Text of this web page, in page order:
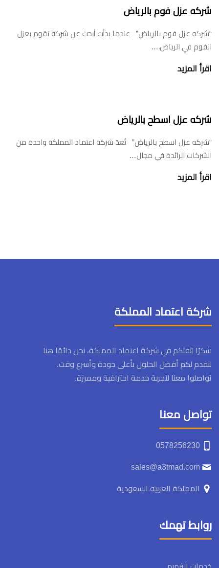
شركه عزل فوم بالرياض
“شركه عزل فوم بالرياض” عندما بدأت أبحث عن شركة تقوم بعزل
الفوم في الرياض،…
اقرأ المزيد
شركه عزل اسطح بالرياض
“شركه عزل اسطح بالرياض” تُعدّ شركة اعتماد المملكة واحدة من
الشركات الرائدة في مجال…
اقرأ المزيد
شركة اعتماد المملكة
شكرًا لثقتكم في شركة اعتماد المملكة، نحن دائمًا هنا
لنقدم لكم أفضل الحلول بأعلى جودة وأسرع وقت.
تواصلوا معنا لتجربة خدمة احترافية ومميزة.
تواصل معنا
المملكة العربية السعودية
روابط تهمك
خدمات الترميم